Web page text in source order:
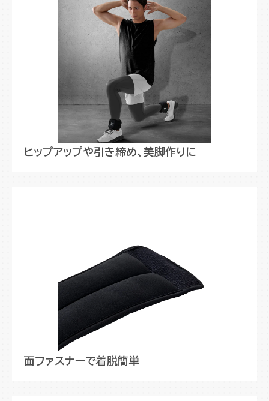
ヒップアップや引き締め、美脚作りに
面ファスナーで着脱簡単